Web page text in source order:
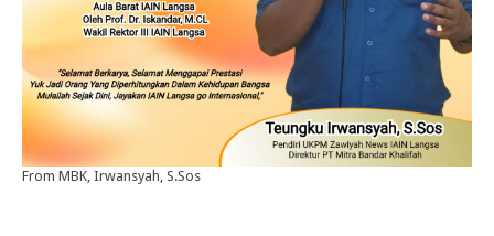
From MBK, Irwansyah, S.Sos